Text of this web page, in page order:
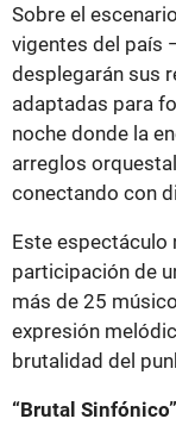
Sobre el
vigentes del país
desplegarán sus
adaptadas para
noche donde la
arreglos
conectando con
Este espectáculo
participación de
más de 25
expresión
brutalidad del
“Brutal Sinfónico”